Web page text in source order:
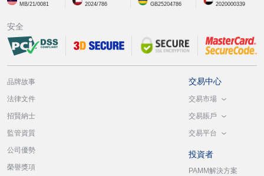
MB/21/0081
2024/786
GB25204786
2020000339
安全
品牌故事
法律文件
招賢納士
監管資質
公司優勢
榮譽獎項
交易中心
交易市場
交易賬戶
交易平台
投資者
PAMM解決方案